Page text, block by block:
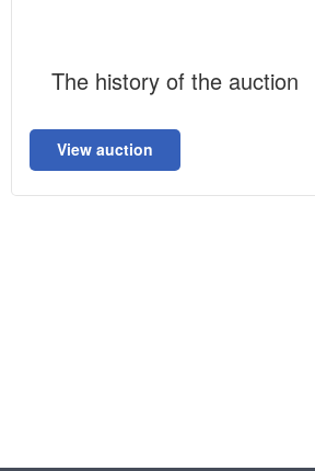
The history of the auction
View auction